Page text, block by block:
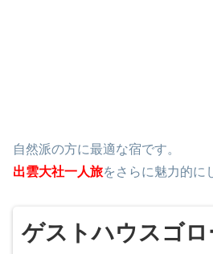
自然派の方に最適な宿です。
出雲大社一人旅をさらに魅力的に
ゲストハウスゴロ